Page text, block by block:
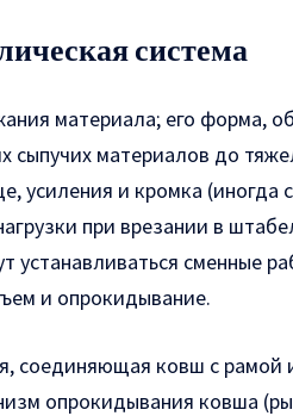
система
материала; его форма,
сыпучих материалов до
усиления и кромка (иногда
при врезании в
устанавливаться сменные
и опрокидывание.
соединяющая ковш с
опрокидывания ковша